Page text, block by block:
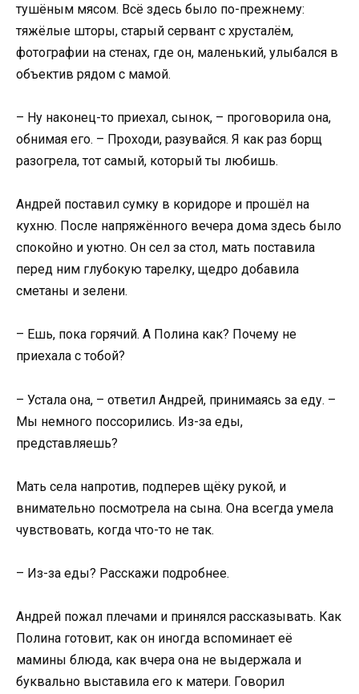
тушёным мясом. Всё здесь было по-прежнему:
тяжёлые шторы, старый сервант с хрусталём,
фотографии на стенах, где он, маленький, улыбался в
объектив рядом с мамой.
– Ну наконец-то приехал, сынок, – проговорила она,
обнимая его. – Проходи, разувайся. Я как раз борщ
разогрела, тот самый, который ты любишь.
Андрей поставил сумку в коридоре и прошёл на
кухню. После напряжённого вечера дома здесь было
спокойно и уютно. Он сел за стол, мать поставила
перед ним глубокую тарелку, щедро добавила
сметаны и зелени.
– Ешь, пока горячий. А Полина как? Почему не
приехала с тобой?
– Устала она, – ответил Андрей, принимаясь за еду. –
Мы немного поссорились. Из-за еды,
представляешь?
Мать села напротив, подперев щёку рукой, и
внимательно посмотрела на сына. Она всегда умела
чувствовать, когда что-то не так.
– Из-за еды? Расскажи подробнее.
Андрей пожал плечами и принялся рассказывать. Как
Полина готовит, как он иногда вспоминает её
мамины блюда, как вчера она не выдержала и
буквально выставила его к матери. Говорил